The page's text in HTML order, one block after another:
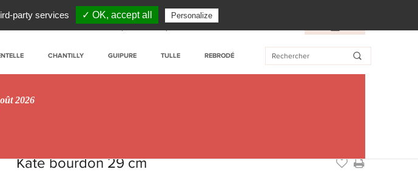
CHANTILLY GUIPURE TULLE REBRODÉ
2026
Kate bourdon 29 cm
party services ✓ OK, accept all Personalize